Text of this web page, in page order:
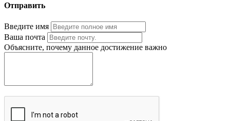
Отправить
Введите имя
Ваша почта
Объясните, почему данное достижение важно